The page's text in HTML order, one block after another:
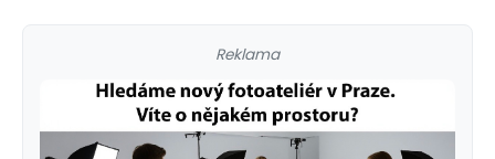
Reklama